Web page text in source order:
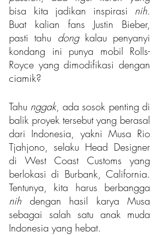
bisa kita jadikan inspirasi nih.
Buat kalian fans Justin Bieber,
pasti tahu dong kalau penyanyi
kondang ini punya mobil Rolls-
Royce yang dimodifikasi dengan
ciamik?
Tahu nggak, ada sosok penting di
balik proyek tersebut yang berasal
dari Indonesia, yakni Musa Rio
Tjahjono, selaku Head Designer
di West Coast Customs yang
berlokasi di Burbank, California.
nih dengan hasil karya Musa
sebagai salah satu anak muda
Indonesia yang hebat.